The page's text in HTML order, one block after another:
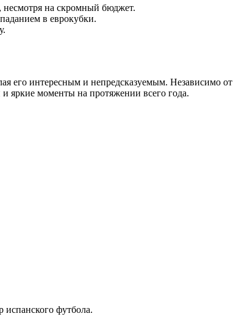
несмотря на скромный бюджет.
в еврокубки.
его интересным и непредсказуемым. Независимо от
яркие моменты на протяжении всего года.
футбола.